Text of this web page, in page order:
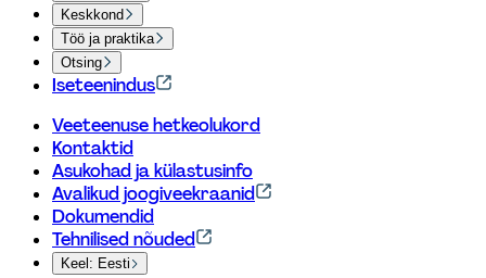
Keskkond
Töö ja praktika
Otsing
Iseteenindus
Veeteenuse hetkeolukord
Kontaktid
Asukohad ja külastusinfo
Avalikud joogiveekraanid
Dokumendid
Tehnilised nõuded
Keel: Eesti